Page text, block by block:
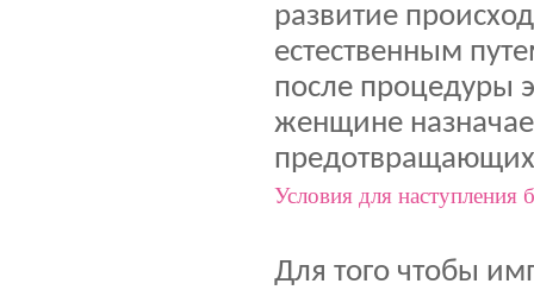
развитие
естественным
после процедуры
женщине
предотвращающих
Условия для наступления
Для того чтобы